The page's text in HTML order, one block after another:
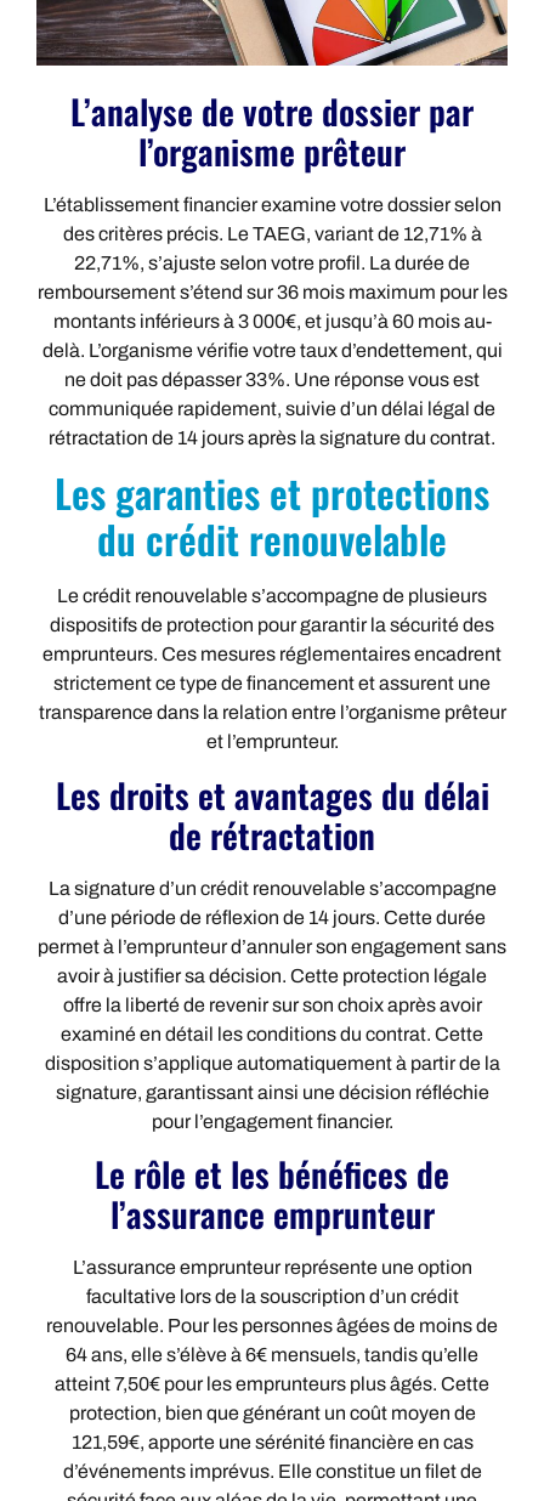
L’analyse de votre dossier par
l’organisme prêteur
L’établissement financier examine votre dossier selon
des critères précis. Le TAEG, variant de 12,71% à
22,71%, s’ajuste selon votre profil. La durée de
remboursement s’étend sur 36 mois maximum pour les
montants inférieurs à 3 000€, et jusqu’à 60 mois au-
delà. L’organisme vérifie votre taux d’endettement, qui
ne doit pas dépasser 33%. Une réponse vous est
communiquée rapidement, suivie d’un délai légal de
rétractation de 14 jours après la signature du contrat.
Les garanties et protections
du crédit renouvelable
Le crédit renouvelable s’accompagne de plusieurs
dispositifs de protection pour garantir la sécurité des
emprunteurs. Ces mesures réglementaires encadrent
strictement ce type de financement et assurent une
transparence dans la relation entre l’organisme prêteur
et l’emprunteur.
Les droits et avantages du délai
de rétractation
La signature d’un crédit renouvelable s’accompagne
d’une période de réflexion de 14 jours. Cette durée
permet à l’emprunteur d’annuler son engagement sans
avoir à justifier sa décision. Cette protection légale
offre la liberté de revenir sur son choix après avoir
examiné en détail les conditions du contrat. Cette
disposition s’applique automatiquement à partir de la
signature, garantissant ainsi une décision réfléchie
pour l’engagement financier.
Le rôle et les bénéfices de
l’assurance emprunteur
L’assurance emprunteur représente une option
facultative lors de la souscription d’un crédit
renouvelable. Pour les personnes âgées de moins de
64 ans, elle s’élève à 6€ mensuels, tandis qu’elle
atteint 7,50€ pour les emprunteurs plus âgés. Cette
protection, bien que générant un coût moyen de
121,59€, apporte une sérénité financière en cas
d’événements imprévus. Elle constitue un filet de